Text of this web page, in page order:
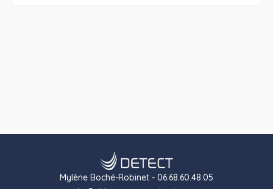
Mylène Boché-Robinet - 06.68.60.48.05